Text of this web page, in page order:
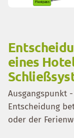
eines
Ausgangspunkt
Entscheidung
oder der